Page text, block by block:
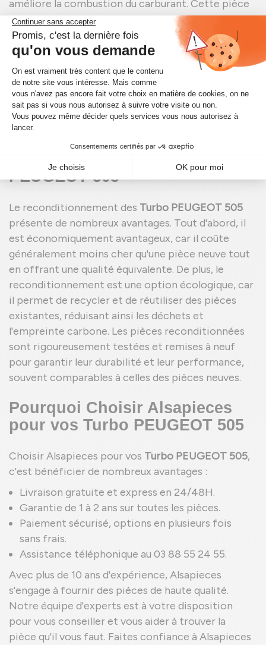
améliore la combustion du carburant. Cette pièce
est cruciale pour les performances du moteur, car
elle permet d'optimiser le rendement énergétique
et d'augmenter la puissance sans augmenter la
consommation de carburant. Un turbo en bon état
est indispensable pour garantir une conduite fluide
et réactive, surtout pour les véhicules de haute
performance comme la PEUGEOT 505.
Avantages du
Reconditionnement de Turbo
PEUGEOT 505
Le reconditionnement des Turbo PEUGEOT 505
présente de nombreux avantages. Tout d'abord, il
est économiquement avantageux, car il coûte
généralement moins cher qu'une pièce neuve tout
en offrant une qualité équivalente. De plus, le
reconditionnement est une option écologique, car
il permet de recycler et de réutiliser des pièces
existantes, réduisant ainsi les déchets et
l'empreinte carbone. Les pièces reconditionnées
sont rigoureusement testées et remises à neuf
pour garantir leur durabilité et leur performance,
souvent comparables à celles des pièces neuves.
Pourquoi Choisir Alsapieces
pour vos Turbo PEUGEOT 505
Choisir Alsapieces pour vos Turbo PEUGEOT 505,
c'est bénéficier de nombreux avantages :
Livraison gratuite et express en 24/48H.
Garantie de 1 à 2 ans sur toutes les pièces.
Paiement sécurisé, options en plusieurs fois
sans frais.
Assistance téléphonique au 03 88 55 24 55.
Avec plus de 10 ans d'expérience, Alsapieces
s'engage à fournir des pièces de haute qualité.
Notre équipe d'experts est à votre disposition
pour vous conseiller et vous aider à trouver la
pièce qu'il vous faut. Faites confiance à Alsapieces